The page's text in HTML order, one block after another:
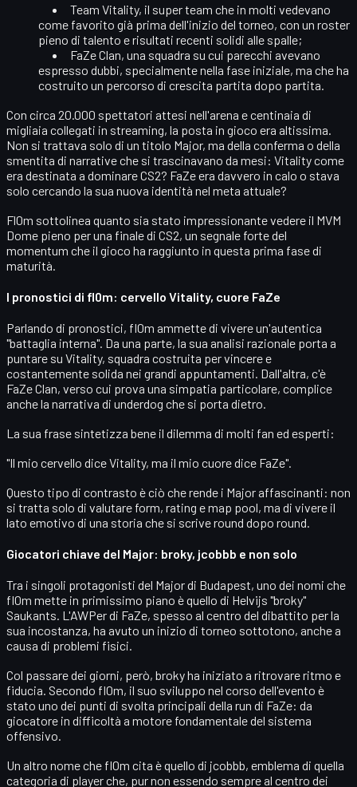
Team Vitality, il super team che in molti vedevano
come favorito già prima dell'inizio del torneo, con un roster
pieno di talento e risultati recenti solidi alle spalle;
FaZe Clan, una squadra su cui parecchi avevano
espresso dubbi, specialmente nella fase iniziale, ma che ha
costruito un percorso di crescita partita dopo partita.
Con circa 20.000 spettatori attesi nell'arena e centinaia di
migliaia collegati in streaming, la posta in gioco era altissima.
Non si trattava solo di un titolo Major, ma della conferma o della
smentita di narrative che si trascinavano da mesi: Vitality come
era destinata a dominare CS2? FaZe era davvero in calo o stava
solo cercando la sua nuova identità nel meta attuale?
Fl0m sottolinea quanto sia stato impressionante vedere il MVM
Dome pieno per una finale di CS2, un segnale forte del
momentum che il gioco ha raggiunto in questa prima fase di
maturità.
I pronostici di fl0m: cervello Vitality, cuore FaZe
Parlando di pronostici, fl0m ammette di vivere un'autentica
"battaglia interna". Da una parte, la sua analisi razionale porta a
puntare su Vitality, squadra costruita per vincere e
costantemente solida nei grandi appuntamenti. Dall'altra, c'è
FaZe Clan, verso cui prova una simpatia particolare, complice
anche la narrativa di underdog che si porta dietro.
La sua frase sintetizza bene il dilemma di molti fan ed esperti:
"Il mio cervello dice Vitality, ma il mio cuore dice FaZe".
Questo tipo di contrasto è ciò che rende i Major affascinanti: non
si tratta solo di valutare form, rating e map pool, ma di vivere il
lato emotivo di una storia che si scrive round dopo round.
Giocatori chiave del Major: broky, jcobbb e non solo
Tra i singoli protagonisti del Major di Budapest, uno dei nomi che
fl0m mette in primissimo piano è quello di Helvijs "broky"
Saukants. L'AWPer di FaZe, spesso al centro del dibattito per la
sua incostanza, ha avuto un inizio di torneo sottotono, anche a
causa di problemi fisici.
Col passare dei giorni, però, broky ha iniziato a ritrovare ritmo e
fiducia. Secondo fl0m, il suo sviluppo nel corso dell'evento è
stato uno dei punti di svolta principali della run di FaZe: da
giocatore in difficoltà a motore fondamentale del sistema
offensivo.
Un altro nome che fl0m cita è quello di jcobbb, emblema di quella
categoria di player che, pur non essendo sempre al centro dei